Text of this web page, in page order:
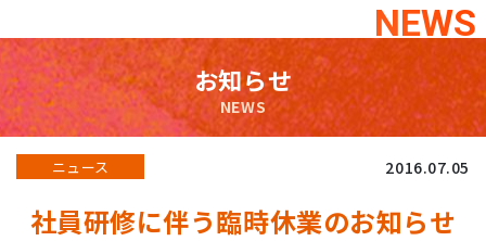
NEWS
お知らせ
NEWS
ニュース 2016.07.05
社員研修に伴う臨時休業のお知らせ